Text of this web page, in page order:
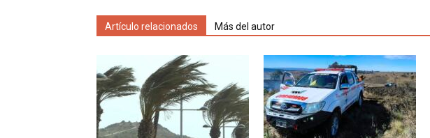
Artículo relacionados Más del autor